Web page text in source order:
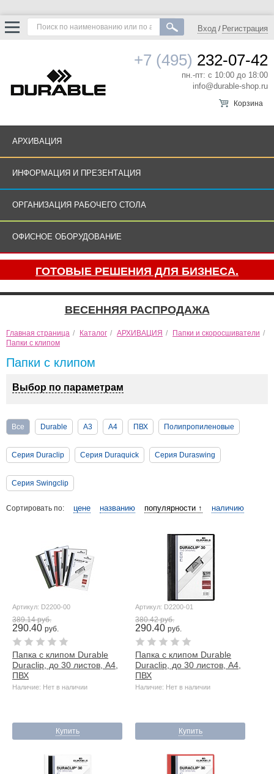
Вход / Регистрация
+7 (495) 232-07-42
пн.-пт: с 10:00 до 18:00
info@durable-shop.ru
Корзина
АРХИВАЦИЯ
ИНФОРМАЦИЯ И ПРЕЗЕНТАЦИЯ
ОРГАНИЗАЦИЯ РАБОЧЕГО СТОЛА
ОФИСНОЕ ОБОРУДОВАНИЕ
ГОТОВЫЕ РЕШЕНИЯ ДЛЯ БИЗНЕСА.
ВЕСЕННЯЯ РАСПРОДАЖА
Главная страница / Каталог / АРХИВАЦИЯ / Папки и скоросшиватели /
Папки с клипом
Папки с клипом
Выбор по параметрам
Все Durable А3 А4 ПВХ Полипропиленовые
Серия Duraclip Серия Duraquick Серия Duraswing
Серия Swingclip
Сортировать по: цене названию популярности ↑ наличию
Артикул: D2200-00
389.14 руб.
290.40 руб.
Папка с клипом Durable
Duraclip, до 30 листов, А4,
ПВХ
Наличие: Нет в наличии
Купить
Артикул: D2200-01
380.42 руб.
290.40руб.
Папка с клипом Durable
Duraclip, до 30 листов, А4,
ПВХ
Наличие: Нет в наличии
Купить